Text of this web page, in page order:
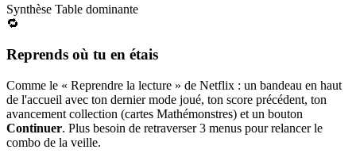
Synthèse Table dominante
🔁
Reprends où tu en étais
Comme le « Reprendre la lecture » de Netflix : un bandeau en haut
de l'accueil avec ton dernier mode joué, ton score précédent, ton
avancement collection (cartes Mathémonstres) et un bouton
Continuer. Plus besoin de retraverser 3 menus pour relancer le
combo de la veille.